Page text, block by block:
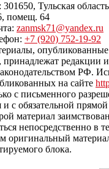
Тульская
помещ. 64
zanmsk71@yandex.ru
+7 (920) 752-19-92
опубликованные
принадлежат редакции
РФ.
на сайте
с письменного
и с обязательной
материал
непосредственно в
оригинальный
блока.